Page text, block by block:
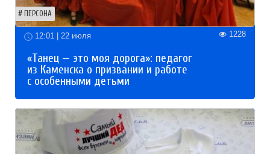
ПЕРСОНА
12:01 | 22 июля 1228
«Танец — это моя дорога»: педагог
из Каменска о призвании и работе
с особенными детьми